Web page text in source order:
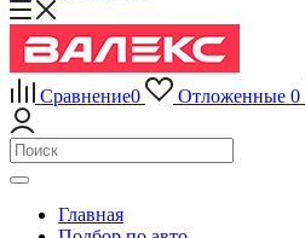
Сравнение0 Отложенные 0
Главная